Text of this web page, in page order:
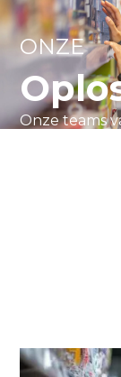
ONZE
Onze teams